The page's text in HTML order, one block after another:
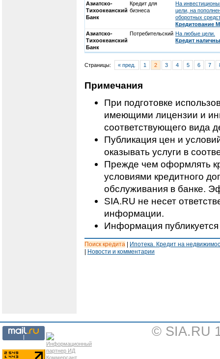
Азиатско-
Тихоокеанский
Банк
Кредит для
бизнеса
На
цели, на
оборотных
Кредитование
Азиатско-
Тихоокеанский
Банк
Потребительский На любые цели.
Кредит
Страницы: « пред. 1 2 3 4 5 6 7
Примечания
При подготовке
имеющими лицензии и
соответствующего вида
Публикация цен и
оказывать услуги в
Прежде чем оформлять
условиями кредитного
обслуживания в банке.
SIA.RU не несет
информации.
Информация
Поиск кредита
Ипотека. Кредит на
Новости и комментарии
© SIA.RU